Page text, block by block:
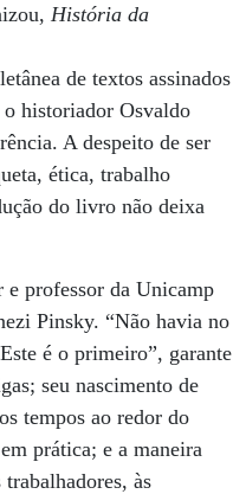
História da
de textos assinados
historiador Osvaldo
A despeito de ser
ética, trabalho
do livro não deixa
e professor da Unicamp
Pinsky. “Não havia no
é o primeiro”, garante
seu nascimento de
tempos ao redor do
prática; e a maneira
às